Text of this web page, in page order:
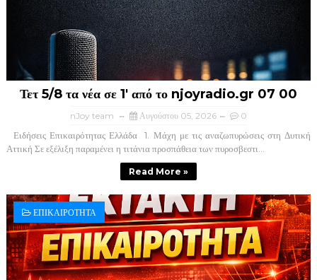
Τετ 5/8 τα νέα σε 1' από το njoyradio.gr 07 00
nJoy team Αυγούστου 05, 2026 0
Ειδήσεις Επικαιρότητας Ελλάδα ​ 1. Μάχη με τις αναζωπυρώσεις στη Δυτική
Αττική ​Σε εξέλιξη παραμένει η τιτάνια προσπάθεια των πυροσβεστι...
Read More »
ΕΠΙΚΑΙΡΟΤΗΤΑ